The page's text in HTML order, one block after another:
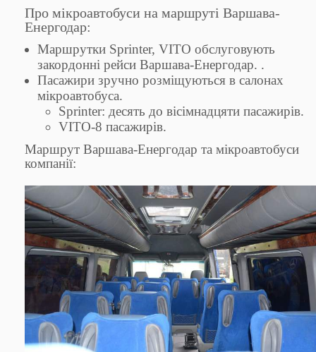
Про мікроавтобуси на маршруті Варшава-
Енергодар:
Маршрутки Sprinter, VITO обслуговують
закордонні рейси Варшава-Енергодар. .
Пасажири зручно розміщуються в салонах
мікроавтобуса.
Sprinter: десять до вісімнадцяти пасажирів.
VITO-8 пасажирів.
Маршрут Варшава-Енергодар та мікроавтобуси
компанії: